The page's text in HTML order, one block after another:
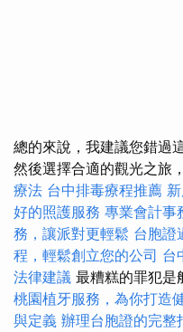
總的來說，我建議您錯過
然後選擇合適的觀光之旅
療法 台中排毒療程推薦
好的照護服務 專業會計事
務，讓派對更輕鬆 台胞證
程，輕鬆創立您的公司 台
法律建議 最糟糕的罪犯是
桃園植牙服務，為你打造
與定義 辦理台胞證的完整